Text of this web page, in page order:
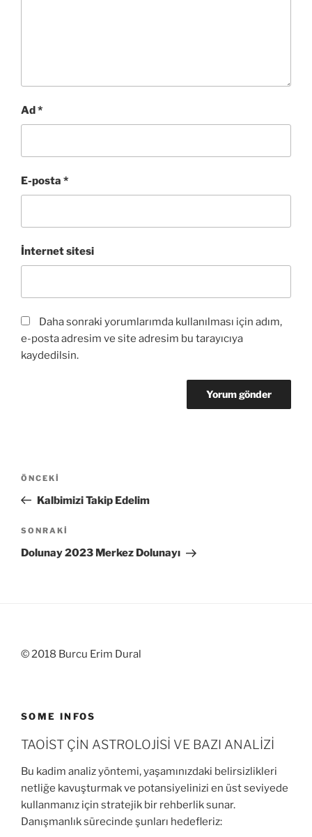
Ad*
E-posta *
İnternet sitesi
Daha sonraki yorumlarımda kullanılması için adım,
e-posta adresim ve site adresim bu tarayıcıya
kaydedilsin.
Yazı
Önceki
Yazı
ÖNCEKI
Kalbimizi Takip Edelim
Sonraki
Yazı
SONRAKI
Dolunay 2023 Merkez Dolunayı
© 2018 Burcu Erim Dural
SOME INFOS
TAOİST ÇİN ASTROLOJİSİ VE BAZI ANALİZİ
Bu kadim analiz yöntemi, yaşamınızdaki belirsizlikleri
netliğe kavuşturmak ve potansiyelinizi en üst seviyede
kullanmanız için stratejik bir rehberlik sunar.
Danışmanlık sürecinde şunları hedefleriz: